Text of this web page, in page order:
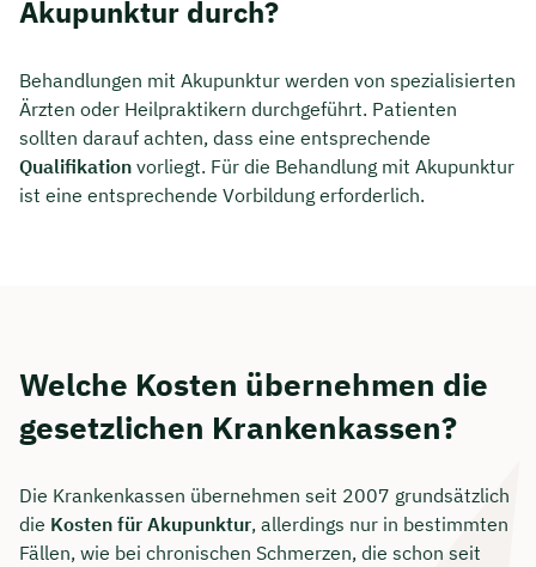
Akupunktur durch?
Behandlungen mit Akupunktur werden von spezialisierten
Ärzten oder Heilpraktikern durchgeführt. Patienten
sollten darauf achten, dass eine entsprechende
Qualifikation vorliegt. Für die Behandlung mit Akupunktur
ist eine entsprechende Vorbildung erforderlich.
Welche Kosten übernehmen die
gesetzlichen Krankenkassen?
Die Krankenkassen übernehmen seit 2007 grundsätzlich
die Kosten für Akupunktur, allerdings nur in bestimmten
Fällen, wie bei chronischen Schmerzen, die schon seit